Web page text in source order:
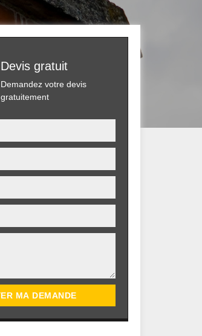
Devis gratuit
Demandez votre devis
gratuitement